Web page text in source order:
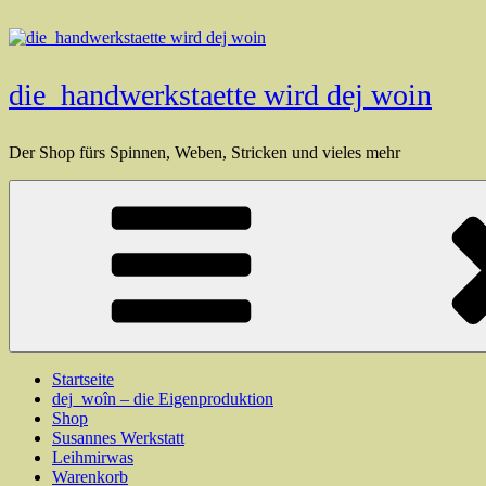
Inhalt
die_handwerkstaette wird dej woin
Der Shop fürs Spinnen, Weben, Stricken und vieles mehr
Startseite
dej_woîn – die Eigenproduktion
Shop
Susannes Werkstatt
Leihmirwas
Warenkorb